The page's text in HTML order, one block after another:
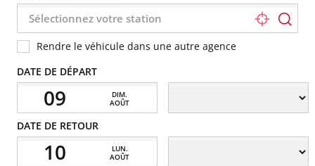
Rendre le véhicule dans une autre agence
DATE DE DÉPART
09
DIM.
AOÛT
DATE DE RETOUR
10
LUN.
AOÛT